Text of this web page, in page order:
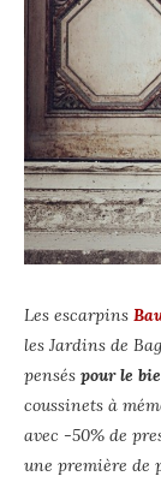
Les escarpins
les Jardins de
pensés pour le
coussinets à
avec -50% de
une première de